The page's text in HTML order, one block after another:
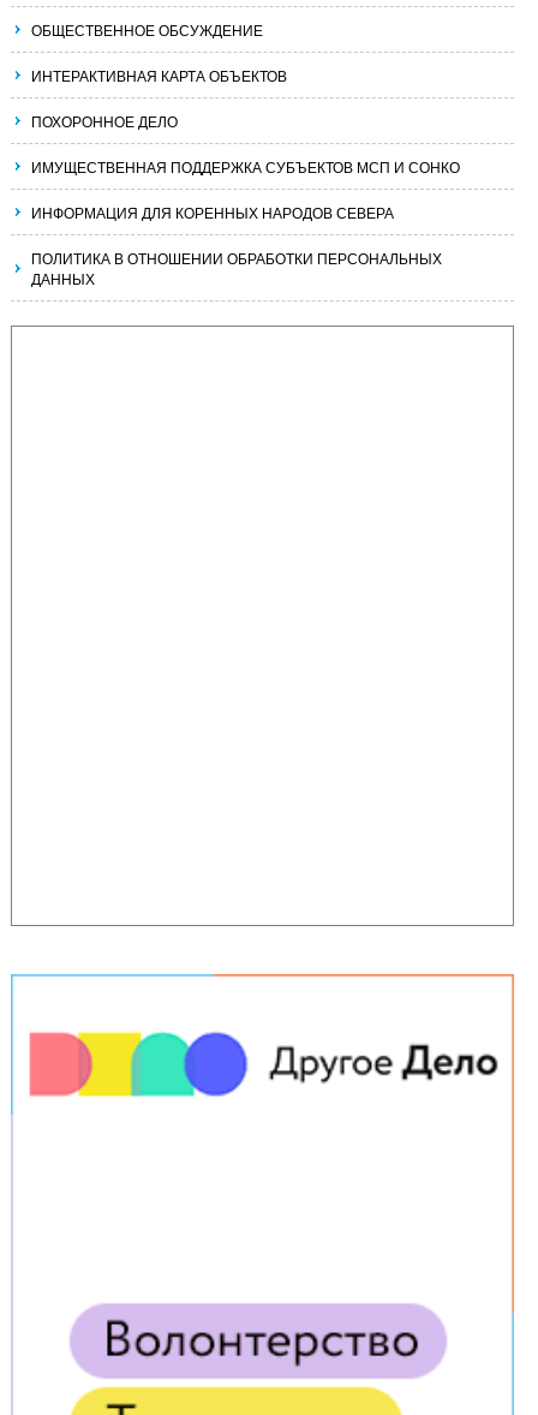
ОБЩЕСТВЕННОЕ ОБСУЖДЕНИЕ
ИНТЕРАКТИВНАЯ КАРТА ОБЪЕКТОВ
ПОХОРОННОЕ ДЕЛО
ИМУЩЕСТВЕННАЯ ПОДДЕРЖКА СУБЪЕКТОВ МСП И СОНКО
ИНФОРМАЦИЯ ДЛЯ КОРЕННЫХ НАРОДОВ СЕВЕРА
ПОЛИТИКА В ОТНОШЕНИИ ОБРАБОТКИ ПЕРСОНАЛЬНЫХ
ДАННЫХ